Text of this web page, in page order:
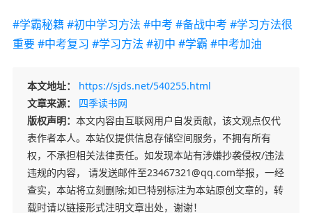
#学霸秘籍 #初中学习方法 #中考 #备战中考 #学习方法很
重要#中考复习 #学习方法 #初中 #学霸 #中考加油
本文地址：
https://sjds.net/540255.html
文章来源：
四季读书网
版权声明： 本文内容由互联网用户自发贡献，该文观点仅代
表作者本人。本站仅提供信息存储空间服务，不拥有所有
权，不承担相关法律责任。如发现本站有涉嫌抄袭侵权/违法
违规的内容， 请发送邮件至23467321@qq.com举报，一经
查实，本站将立刻删除;如已特别标注为本站原创文章的，转
载时请以链接形式注明文章出处，谢谢！